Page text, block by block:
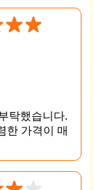
탁했습니다.
한 가격이 매